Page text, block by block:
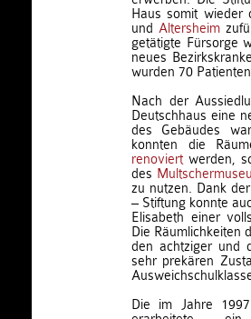
Haus somit wieder
und Altersheim
getätigte Fürsorge
neues
wurden 70
Nach der
Deutschhaus eine
des Gebäudes
konnten die
renoviert werden,
des
zu nutzen. Dank
– Stiftung konnte
Elisabeth einer
Die Räumlichkeiten
den achtziger und
sehr prekären
Die im Jahre